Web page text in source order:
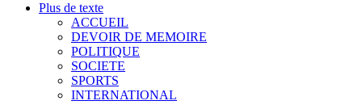
Plus de texte
ACCUEIL
DEVOIR DE MEMOIRE
POLITIQUE
SOCIETE
SPORTS
INTERNATIONAL